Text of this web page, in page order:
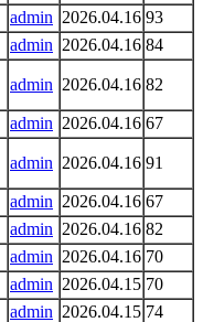
admin 2026.04.16 93
admin 2026.04.16 84
admin 2026.04.16 82
admin 2026.04.16 67
admin 2026.04.16 91
admin 2026.04.16 67
admin 2026.04.16 82
admin 2026.04.16 70
admin 2026.04.15 70
admin 2026.04.15 74